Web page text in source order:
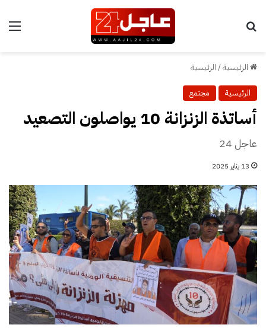
الرئيسية/ الرئيسية
الرئيسية مجتمع
أساتذة الزنزانة 10 يواصلون التصعيد
عاجل 24
13 يناير 2025